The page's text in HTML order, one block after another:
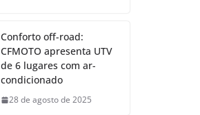
Conforto off-road:
CFMOTO apresenta UTV
de 6 lugares com ar-
condicionado
28 de agosto de 2025